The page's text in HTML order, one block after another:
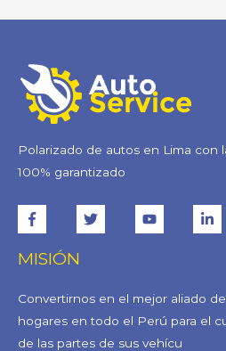
Polarizado de autos en Lima con
100% garantizado
MISIÓN
Convertirnos en el mejor aliado
hogares en todo el Perú para el
de las partes de sus vehícu